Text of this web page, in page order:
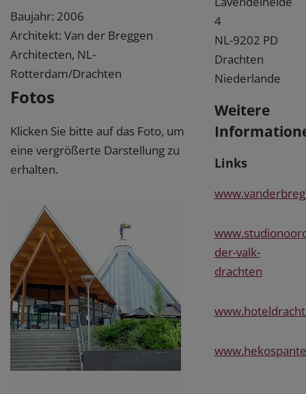
Baujahr: 2006
Architekt: Van der Breggen
Architecten, NL-
Rotterdam/Drachten
Fotos
Klicken Sie bitte auf das Foto, um
eine vergrößerte Darstellung zu
erhalten.
4
NL-9202 PD
Drachten
Niederlande
Weitere
Links
der-valk-
drachten